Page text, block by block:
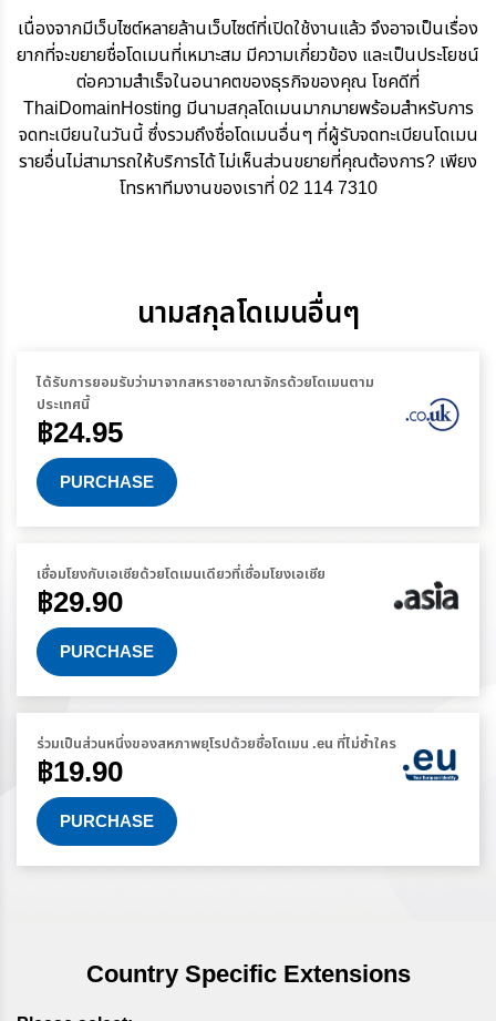
เนื่องจากมีเว็บไซต์หลายล้านเว็บไซต์ที่เปิดใช้งานแล้ว จึงอาจเป็นเรื่อง
ยากที่จะขยายชื่อโดเมนที่เหมาะสม มีความเกี่ยวข้อง และเป็นประโยชน์
ต่อความสำเร็จในอนาคตของธุรกิจของคุณ โชคดีที่
ThaiDomainHosting มีนามสกุลโดเมนมากมายพร้อมสำหรับการ
จดทะเบียนในวันนี้ ซึ่งรวมถึงชื่อโดเมนอื่นๆ ที่ผู้รับจดทะเบียนโดเมน
รายอื่นไม่สามารถให้บริการได้ ไม่เห็นส่วนขยายที่คุณต้องการ? เพียง
โทรหาทีมงานของเราที่ 02 114 7310
นามสกุลโดเมนอื่นๆ
ได้รับการยอมรับว่ามาจากสหราชอาณาจักรด้วยโดเมนตาม
ประเทศนี้
฿24.95
PURCHASE
เชื่อมโยงกับเอเชียด้วยโดเมนเดียวที่เชื่อมโยงเอเชีย
฿29.90
PURCHASE
ร่วมเป็นส่วนหนึ่งของสหภาพยุโรปด้วยชื่อโดเมน .eu ที่ไม่ซ้ำใคร
฿19.90
PURCHASE
Country Specific Extensions